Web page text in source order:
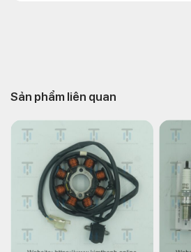
Sản phẩm liên quan